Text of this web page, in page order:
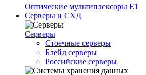
Оптические мультиплексоры Е1
Серверы и СХД
Серверы
Стоечные серверы
Блейд серверы
Российские серверы